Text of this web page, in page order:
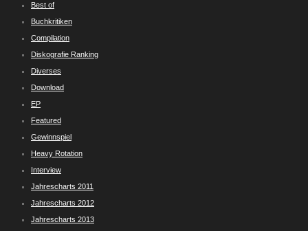
Best of
Buchkritiken
Compilation
Diskografie Ranking
Diverses
Download
EP
Featured
Gewinnspiel
Heavy Rotation
Interview
Jahrescharts 2011
Jahrescharts 2012
Jahrescharts 2013